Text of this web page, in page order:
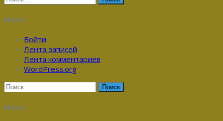
Мета
Войти
Лента записей
Лента комментариев
WordPress.org
Найти:
Мета